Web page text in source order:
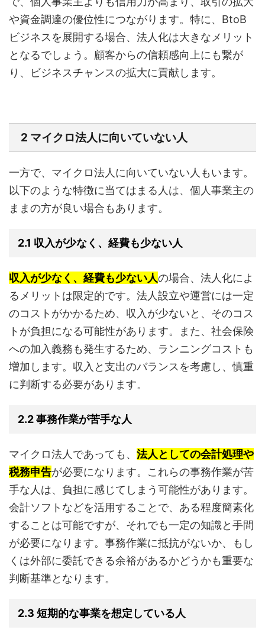
や資金調達の優位性につながります。特に、BtoB
ビジネスを展開する場合、法人化は大きなメリット
となるでしょう。顧客からの信頼感向上にも繋が
り、ビジネスチャンスの拡大に貢献します。
2 マイクロ法人に向いていない人
一方で、マイクロ法人に向いていない人もいます。
以下のような特徴に当てはまる人は、個人事業主の
ままの方が良い場合もあります。
2.1 収入が少なく、経費も少ない人
収入が少なく、経費も少ない人の場合、法人化によ
るメリットは限定的です。法人設立や運営には一定
のコストがかかるため、収入が少ないと、そのコス
トが負担になる可能性があります。また、社会保険
への加入義務も発生するため、ランニングコストも
増加します。収入と支出のバランスを考慮し、慎重
に判断する必要があります。
2.2 事務作業が苦手な人
マイクロ法人であっても、 法人としての会計処理や
税務申告が必要になります。これらの事務作業が苦
手な人は、負担に感じてしまう可能性があります。
会計ソフトなどを活用することで、ある程度簡素化
することは可能ですが、それでも一定の知識と手間
が必要になります。事務作業に抵抗がないか、もし
くは外部に委託できる余裕があるかどうかも重要な
判断基準となります。
2.3 短期的な事業を想定している人